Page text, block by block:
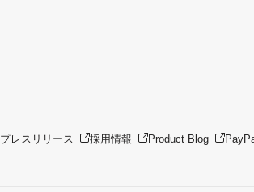
プレスリリース 採用情報 Product Blog